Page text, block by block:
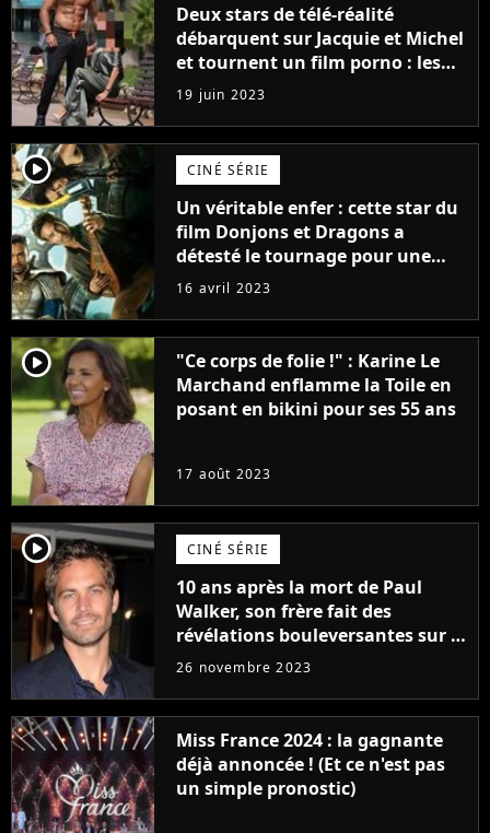
Deux stars de télé-réalité
débarquent sur Jacquie et Michel
et tournent un film porno : les
premières images du tournage
(exclu)
19 juin 2023
player2 CINÉ SÉRIE
Un véritable enfer : cette star du
film Donjons et Dragons a
détesté le tournage pour une
raison très spéciale
16 avril 2023
player2
"Ce corps de folie !" : Karine Le
Marchand enflamme la Toile en
posant en bikini pour ses 55 ans
17 août 2023
player2 CINÉ SÉRIE
10 ans après la mort de Paul
Walker, son frère fait des
révélations bouleversantes sur la
réaction des acteurs de Fast and
26 novembre 2023
Miss France 2024 : la gagnante
déjà annoncée ! (Et ce n'est pas
un simple pronostic)